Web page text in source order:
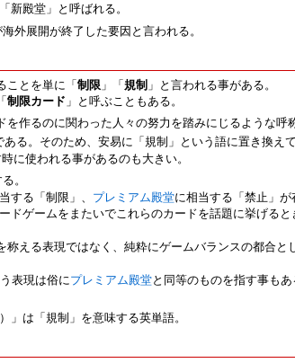
新殿堂」と呼ばれる。
外展開が終了した要因と言われる。
ことを単に「制限 」「規制 」と言われる事がある。
制限カード 」と呼ぶこともある。
を作るのに関わった人々の努力を踏みにじるような
ある。そのため、安易に「規制」という語に置き換え
に使われる事があるのも大きい。
。
する「制限」、 プレミアム殿堂に相当する「禁止」が
ドゲームをまたいでこれらのカードを話題に挙げる
える表現ではなく、純粋にゲームバランスの都合
表現は俗にプレミアム殿堂と同等のものを指す事も
」は「規制」を意味する英単語。